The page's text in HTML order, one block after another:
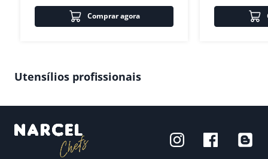
Comprar agora
Utensílios profissionais